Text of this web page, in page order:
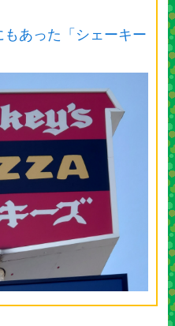
もあった「シェーキー